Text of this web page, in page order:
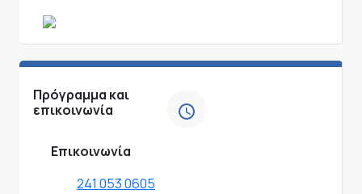
Πρόγραμμα και
επικοινωνία
Επικοινωνία
241 053 0605